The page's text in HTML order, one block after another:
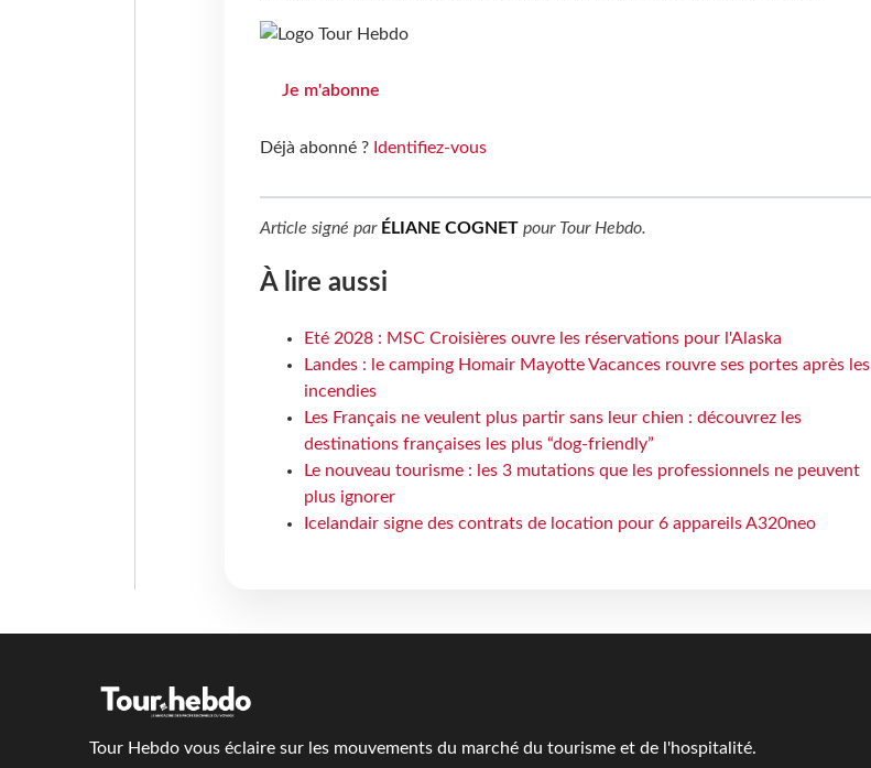
Je m'abonne
Déjà abonné ? Identifiez-vous
Article signé par ÉLIANE COGNETpour Tour Hebdo.
À lire aussi
Eté 2028 : MSC Croisières ouvre les réservations pour l'Alaska
Landes : le camping Homair Mayotte Vacances rouvre ses portes après les
incendies
Les Français ne veulent plus partir sans leur chien : découvrez les
destinations françaises les plus “dog-friendly”
Le nouveau tourisme : les 3 mutations que les professionnels ne peuvent
plus ignorer
Icelandair signe des contrats de location pour 6 appareils A320neo
Tour Hebdo vous éclaire sur les mouvements du marché du tourisme et de l'hospitalité.